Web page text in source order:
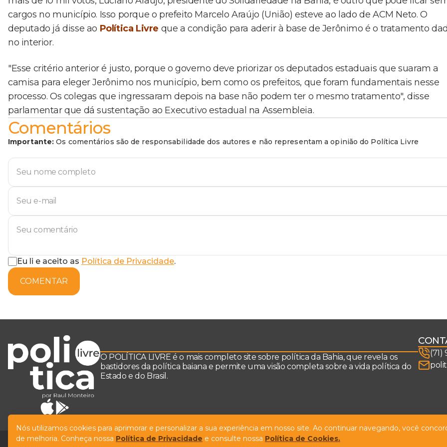
cargos no município. Isso porque o prefeito Marcelo Araújo (União) esteve ao lado de ACM Neto. O
deputado já disse ao Política Livre que a condição para aderir à base de Jerônimo é o tratamento
no interior.
"Esse critério anterior é justo, porque o governo deve priorizar os deputados estaduais que suaram a
camisa para eleger Jerônimo nos município, bem como os prefeitos, que foram fundamentais nesse
processo. Os colegas que ingressaram depois na base não podem ter o mesmo tratamento", disse
parlamentar que dá sustentação ao Executivo estadual na Assembleia.
Comentários
Importante: Os comentários são de responsabilidade dos autores e não representam a opinião do Política Livre
Eu li e aceito as Política de Privacidade.
COMENTAR
O POLÍTICA LIVRE é o mais completo site sobre política da Bahia, que revela os
bastidores da política baiana e permite uma visão completa sobre a vida política do
Estado e do Brasil.
(71)
Nós utilizamos cookies para aprimorar e personalizar a sua experiência em nosso site. Ao continuar navegando, você
de melhoria. Conheça nossa Política de Privacidade e consulte nossa Política de Cookies.